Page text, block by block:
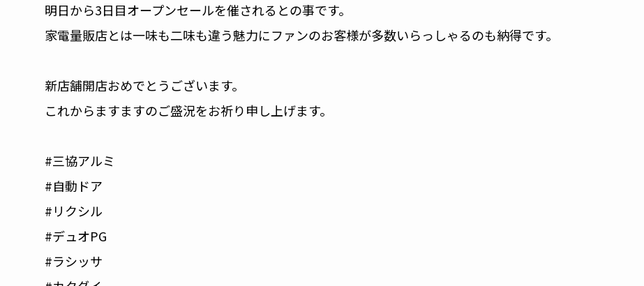
明日から3日目オープンセールを催されるとの事です。
家電量販店とは一味も二味も違う魅力にファンのお客様が多数いらっしゃるのも納得です。
新店舗開店おめでとうございます。
これからますますのご盛況をお祈り申し上げます。
#三協アルミ
#自動ドア
#リクシル
#デュオPG
#ラシッサ